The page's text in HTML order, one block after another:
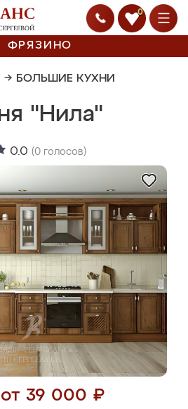
0
ФРЯЗИНО
→ БОЛЬШИЕ КУХНИ
"Нила"
0.0 (0 голосов)
39 000 ₽